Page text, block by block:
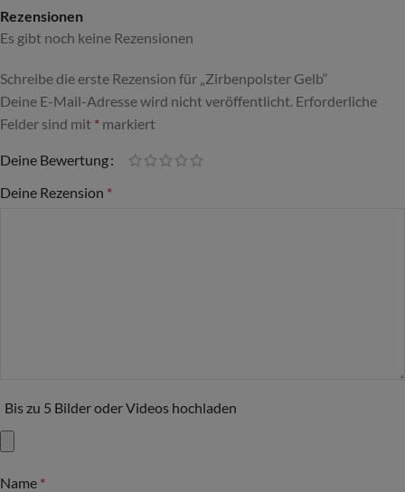
Rezensionen
Es gibt noch keine Rezensionen
Schreibe die erste Rezension für „Zirbenpolster Gelb“
Deine E-Mail-Adresse wird nicht veröffentlicht. Erforderliche
Felder sind mit * markiert
Deine Bewertung
Deine Rezension *
Bis zu 5 Bilder oder Videos hochladen
Name *
Alternative: